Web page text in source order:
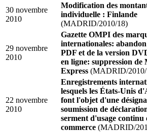
30 novembre
2010
Modification des
individuelle : Finlande
(MADRID/2010/18)
29 novembre
2010
Gazette OMPI des
internationales:
PDF et de la version
en ligne: suppression de
Express (MADRID/
22 novembre
2010
Enregistrements
lesquels les États-Unis
font l'objet d'une
soumission de
serment d'usage continu
commerce (MADRID/